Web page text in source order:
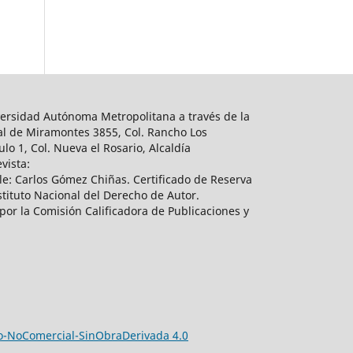
Autónoma Metropolitana a través de la
de Miramontes 3855, Col. Rancho Los
1, Col. Nueva el Rosario, Alcaldía
Carlos Gómez Chiñas. Certificado de Reserva
Nacional del Derecho de Autor.
la Comisión Calificadora de Publicaciones y
NoComercial-SinObraDerivada 4.0